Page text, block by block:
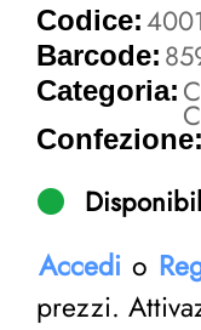
Codice:
Barcode:
Categoria:
Confezione:
Accedi o
prezzi.